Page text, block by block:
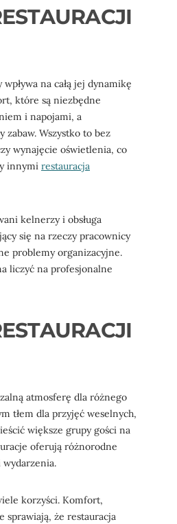
na całą jej dynamikę
które są niezbędne
i napojami, a
Wszystko to bez
wynajęcie oświetlenia, co
innymi restauracja
kelnerzy i obsługa
się na rzeczy pracownicy
problemy organizacyjne.
liczyć na profesjonalne
atmosferę dla różnego
tłem dla przyjęć weselnych,
większe grupy gości na
oferują różnorodne
korzyści. Komfort,
że restauracja